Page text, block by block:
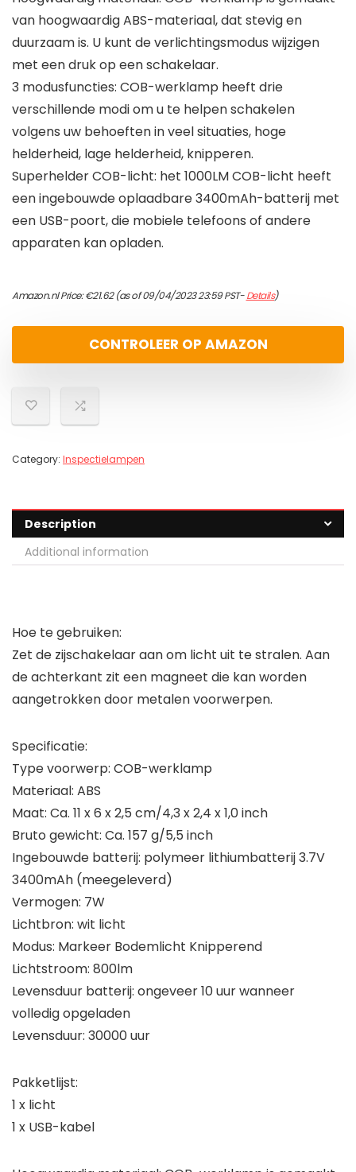
van hoogwaardig ABS-materiaal, dat stevig en
duurzaam is. U kunt de verlichtingsmodus wijzigen
met een druk op een schakelaar.
3 modusfuncties: COB-werklamp heeft drie
verschillende modi om u te helpen schakelen
volgens uw behoeften in veel situaties, hoge
helderheid, lage helderheid, knipperen.
Superhelder COB-licht: het 1000LM COB-licht heeft
een ingebouwde oplaadbare 3400mAh-batterij met
een USB-poort, die mobiele telefoons of andere
apparaten kan opladen.
Amazon.nl Price:€21.62(as of 09/04/2023 23:59 PST-Details)
CONTROLEER OP AMAZON
Category: Inspectielampen
Description
Additional information
Hoe te gebruiken:
Zet de zijschakelaar aan om licht uit te stralen. Aan
de achterkant zit een magneet die kan worden
aangetrokken door metalen voorwerpen.
Specificatie:
Type voorwerp: COB-werklamp
Materiaal: ABS
Maat: Ca. 11 x 6 x 2,5 cm/4,3 x 2,4 x 1,0 inch
Bruto gewicht: Ca. 157 g/5,5 inch
Ingebouwde batterij: polymeer lithiumbatterij 3.7V
3400mAh (meegeleverd)
Vermogen: 7W
Lichtbron: wit licht
Modus: Markeer Bodemlicht Knipperend
Lichtstroom: 800lm
Levensduur batterij: ongeveer 10 uur wanneer
volledig opgeladen
Levensduur: 30000 uur
Pakketlijst:
1 x licht
1 x USB-kabel